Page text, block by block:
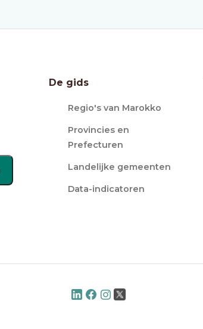
De gids
Regio's van Marokko
Provincies en
Prefecturen
Landelijke gemeenten
Data-indicatoren